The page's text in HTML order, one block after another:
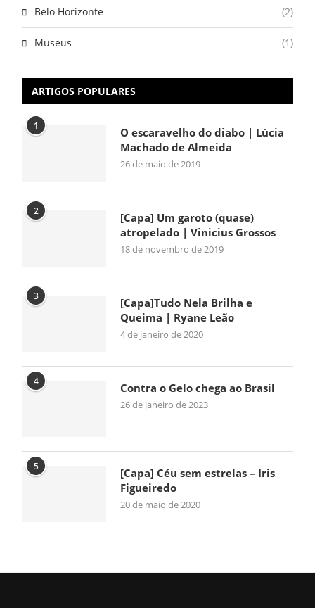
Belo Horizonte (2)
Museus (1)
ARTIGOS POPULARES
1
O escaravelho do diabo | Lúcia
Machado de Almeida
26 de maio de 2019
2
[Capa] Um garoto (quase)
atropelado | Vinicius Grossos
18 de novembro de 2019
3
[Capa]Tudo Nela Brilha e
Queima | Ryane Leão
4 de janeiro de 2020
4 Contra o Gelo chega ao Brasil
26 de janeiro de 2023
5
[Capa] Céu sem estrelas – Iris
Figueiredo
20 de maio de 2020